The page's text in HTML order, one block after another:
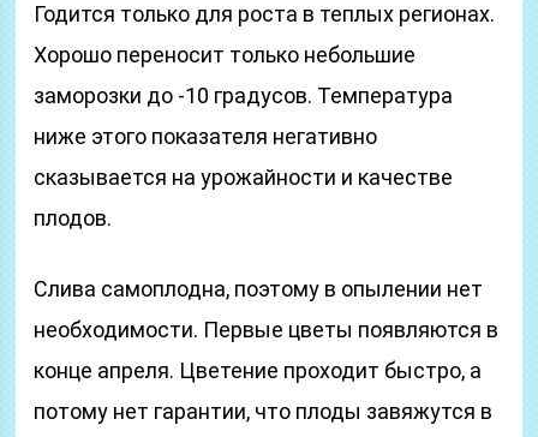
Годится только для роста в теплых регионах.
Хорошо переносит только небольшие
заморозки до -10 градусов. Температура
ниже этого показателя негативно
сказывается на урожайности и качестве
плодов.
Слива самоплодна, поэтому в опылении нет
необходимости. Первые цветы появляются в
конце апреля. Цветение проходит быстро, а
потому нет гарантии, что плоды завяжутся в